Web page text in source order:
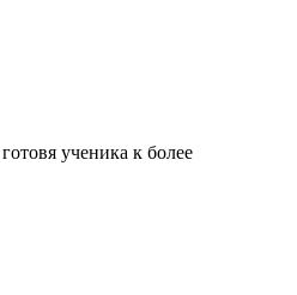
ученика к более